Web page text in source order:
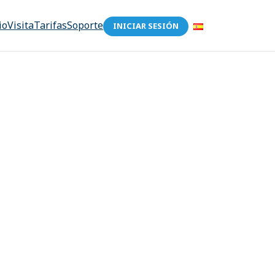
VisitaTarifasSoporte INICIAR SESIÓN